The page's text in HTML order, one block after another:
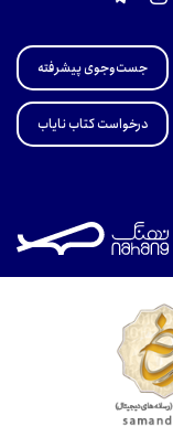
جست‌وجوی پیشرفته
درخواست کتاب نایاب